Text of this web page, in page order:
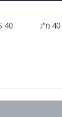
40